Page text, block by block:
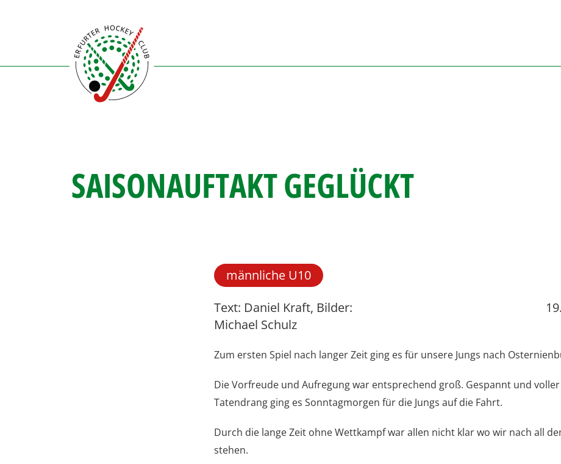
SAISONAUFTAKT GEGLÜCKT
männliche U10
Text: Daniel Kraft, Bilder:
Michael Schulz
Zum ersten Spiel nach langer Zeit ging es für unsere Jungs nach
Die Vorfreude und Aufregung war entsprechend groß. Gespannt und voller
Tatendrang ging es Sonntagmorgen für die Jungs auf die Fahrt.
Durch die lange Zeit ohne Wettkampf war allen nicht klar wo wir nach all
stehen.